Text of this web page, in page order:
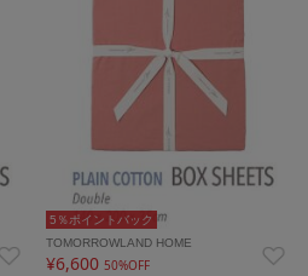
5％ポイントバック
TOMORROWLAND HOME
¥6,600 50%OFF